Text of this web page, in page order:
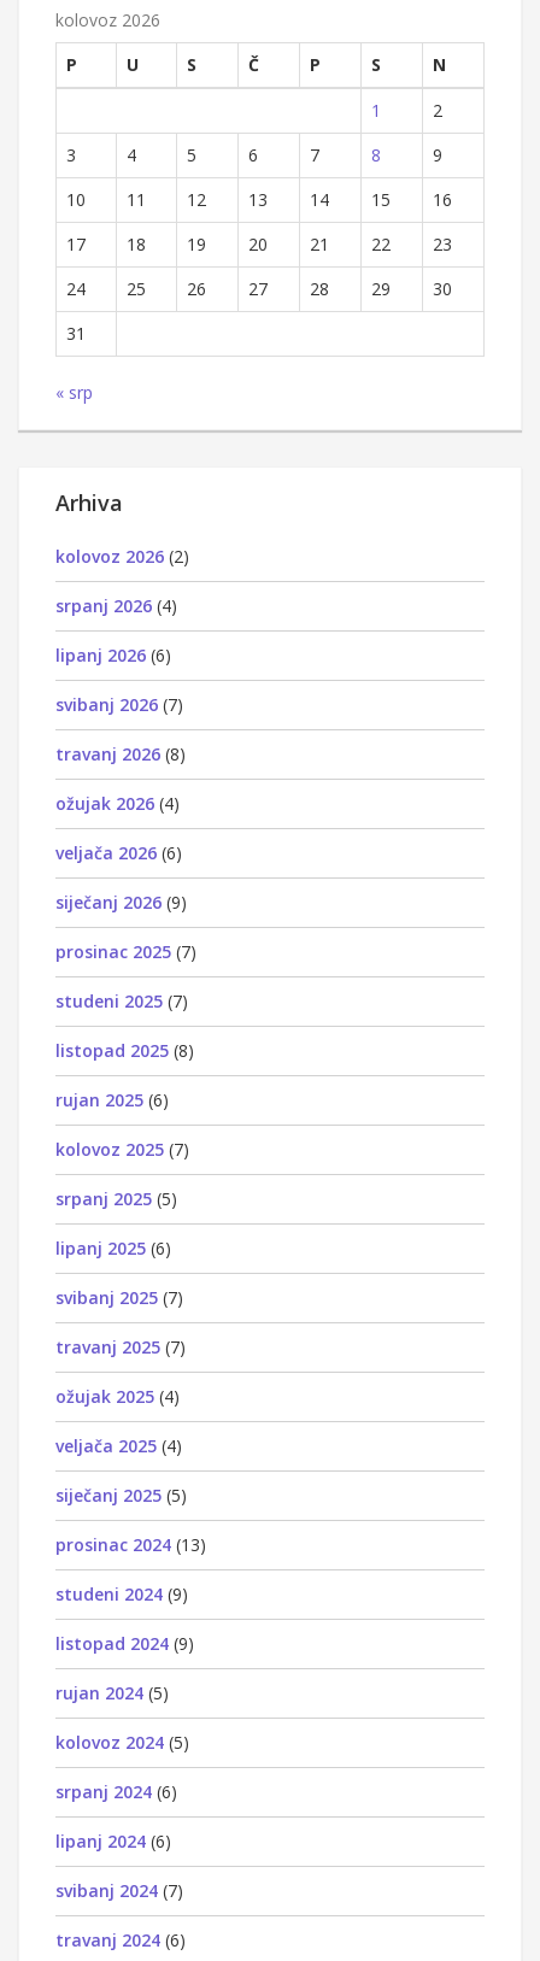
kolovoz 2026
P
U S Č P S
N
1
2
3
4 5 6 7 8
9
10
11 12 13 14 15
16
17
18 19 20 21 22
23
24
25 26 27 28 29
30
31
« srp
Arhiva
kolovoz 2026 (2)
srpanj 2026 (4)
lipanj 2026 (6)
svibanj 2026 (7)
travanj 2026 (8)
ožujak 2026 (4)
veljača 2026 (6)
siječanj 2026 (9)
prosinac 2025 (7)
studeni 2025 (7)
listopad 2025 (8)
rujan 2025 (6)
kolovoz 2025 (7)
srpanj 2025 (5)
lipanj 2025 (6)
svibanj 2025 (7)
travanj 2025 (7)
ožujak 2025 (4)
veljača 2025 (4)
siječanj 2025 (5)
prosinac 2024 (13)
studeni 2024 (9)
listopad 2024 (9)
rujan 2024 (5)
kolovoz 2024 (5)
srpanj 2024 (6)
lipanj 2024 (6)
svibanj 2024 (7)
travanj 2024 (6)